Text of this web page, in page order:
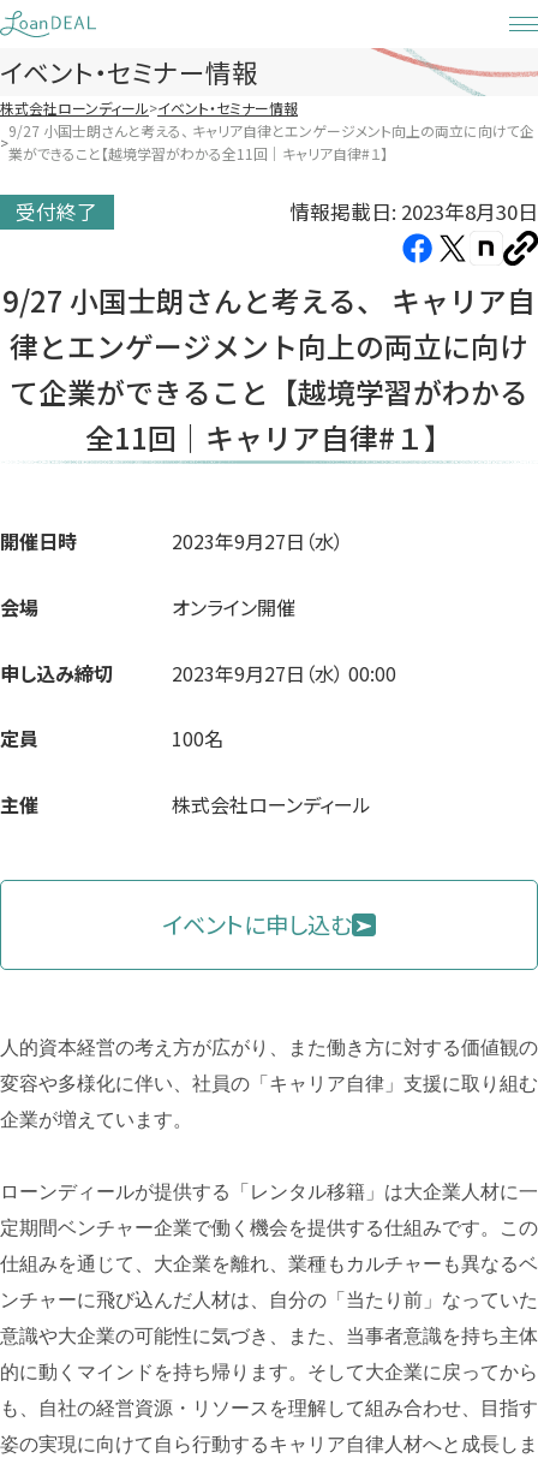
Skip
to
content
イベント・セミナー情報
株式会社ローンディール イベント・セミナー情報
9/27 小国士朗さんと考える、 キャリア自律とエンゲージメント向上の両立に向けて企
業ができること【越境学習がわかる全11回｜キャリア自律#１】
受付終了
情報掲載日: 2023年8月30日
Facebook（新
い
タ
ブ
で
開
き
X（新
い
タ
で
開
き
note（新
い
タ
ブ
で
き
コ
ピ
ー
9/27 小国士朗さんと考える、 キャリア自
律とエンゲージメント向上の両立に向け
て企業ができること【越境学習がわかる
全11回｜キャリア自律#１】
開催日時 2023年9月27日（水）
会場 オンライン開催
申し込み締切 2023年9月27日（水） 00:00
定員 100名
主催 株式会社ローンディール
イベントに申し込む
人的資本経営の考え方が広がり、また働き方に対する価値観の
変容や多様化に伴い、社員の「キャリア自律」支援に取り組む
企業が増えています。
ローンディールが提供する「レンタル移籍」は大企業人材に一
定期間ベンチャー企業で働く機会を提供する仕組みです。この
仕組みを通じて、大企業を離れ、業種もカルチャーも異なるベ
ンチャーに飛び込んだ人材は、自分の「当たり前」なっていた
意識や大企業の可能性に気づき、また、当事者意識を持ち主体
的に動くマインドを持ち帰ります。そして大企業に戻ってから
も、自社の経営資源・リソースを理解して組み合わせ、目指す
姿の実現に向けて自ら行動するキャリア自律人材へと成長しま